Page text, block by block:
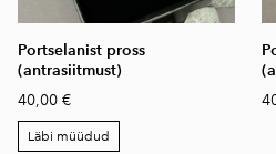
Portselanist pross
(antrasiitmust)
40,00 €
Läbi müüdud